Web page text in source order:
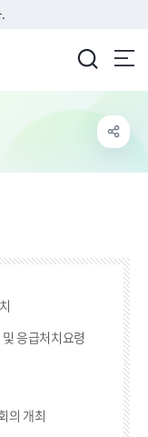
응급처치요령
의 개최